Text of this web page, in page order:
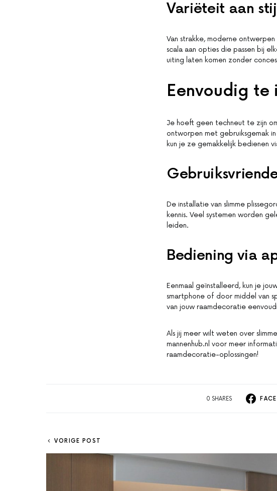
Variëteit aan
Van strakke, moderne
scala aan opties die passen bij
uiting laten komen zonder
Eenvoudig te
Je hoeft geen techneut te zijn
ontworpen met gebruiksgemak
kun je ze gemakkelijk bedienen
De installatie van slimme
kennis. Veel systemen worden
leiden.
Bediening via
Eenmaal geïnstalleerd, kun je
smartphone of door middel van
van jouw raamdecoratie
Als jij meer wilt weten over
mannenhub.nl voor meer
raamdecoratie-oplossingen!
0 SHARES
VORIGE POST